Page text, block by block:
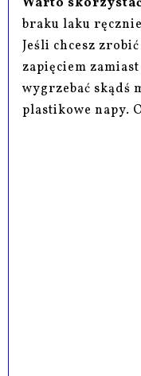
braku laku
Jeśli chcesz
zapięciem
wygrzebać skądś
plastikowe napy.